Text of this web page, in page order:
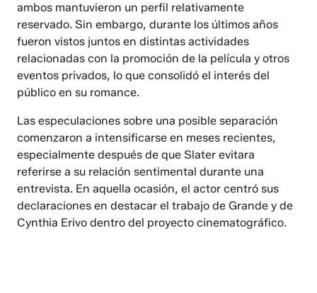
ambos mantuvieron un perfil relativamente
reservado. Sin embargo, durante los últimos años
fueron vistos juntos en distintas actividades
relacionadas con la promoción de la película y otros
eventos privados, lo que consolidó el interés del
público en su romance.
Las especulaciones sobre una posible separación
comenzaron a intensificarse en meses recientes,
especialmente después de que Slater evitara
referirse a su relación sentimental durante una
entrevista. En aquella ocasión, el actor centró sus
declaraciones en destacar el trabajo de Grande y de
Cynthia Erivo dentro del proyecto cinematográfico.